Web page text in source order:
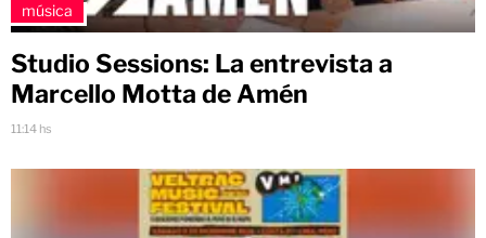
música
Studio Sessions: La entrevista a
Marcello Motta de Amén
11:14 hs